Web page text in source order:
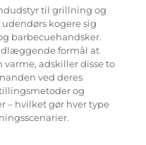
til grillning og
kogere sig
barbecuehandsker.
formål at
adskiller disse to
ved deres
og
– hvilket gør hver type